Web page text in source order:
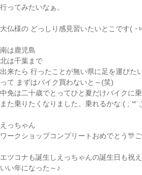
行ってみたいなぁ。
南は鹿児島
北は千葉まで
出来たら 行ったことが無い県に足を運びた
って まずはバイク買わないと～(笑)
中免は二十歳でとってひと夏だけバイクに
また乗りたくなりました。乗れるかな:(
えっちゃん
ワークショップコンプリートおめでとう🎊
エツコナも誕生しえっちゃんの誕生日も祝
いい年になった～♪